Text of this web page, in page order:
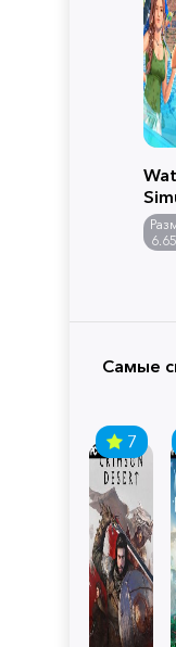
Самые
7